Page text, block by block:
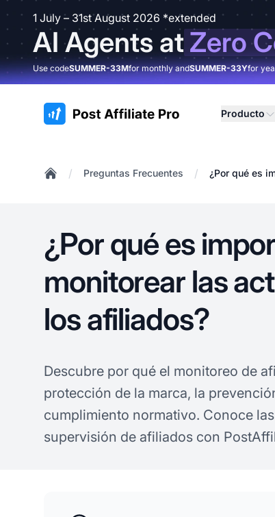
1 July – 31st August 2026 *extended
AI Agents atZero
Use codeSUMMER-33Mfor monthly andSUMMER-33Yfor
:site.title Producto
/ Preguntas Frecuentes / ¿Por qué es
¿Por qué es
monitorear las
los afiliados?
Descubre por qué el monitoreo de
protección de la marca, la
cumplimiento normativo. Conoce
supervisión de afiliados con